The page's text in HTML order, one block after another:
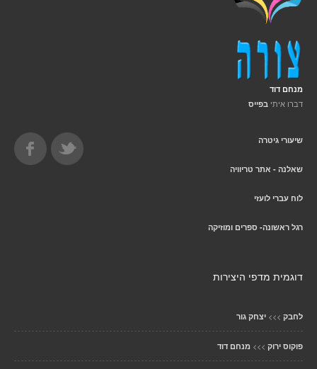
מנחם דוד
דברו איתי בפייס
שיעורי גיטרה
שאלנה - אתר טריוויה
לוח עברי לועזי
רגל ראשונה- ספרים ומוזיקה
דוגמית מדפי היצירות
לחבק >>> יצחק גור
פוקוס ירוק >>> מנחם דוד